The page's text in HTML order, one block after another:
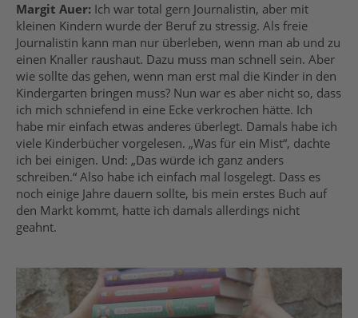
Margit Auer: Ich war total gern Journalistin, aber mit
kleinen Kindern wurde der Beruf zu stressig. Als freie
Journalistin kann man nur überleben, wenn man ab und zu
einen Knaller raushaut. Dazu muss man schnell sein. Aber
wie sollte das gehen, wenn man erst mal die Kinder in den
Kindergarten bringen muss? Nun war es aber nicht so, dass
ich mich schniefend in eine Ecke verkrochen hätte. Ich
habe mir einfach etwas anderes überlegt. Damals habe ich
viele Kinderbücher vorgelesen. „Was für ein Mist“, dachte
ich bei einigen. Und: „Das würde ich ganz anders
schreiben.“ Also habe ich einfach mal losgelegt. Dass es
noch einige Jahre dauern sollte, bis mein erstes Buch auf
den Markt kommt, hatte ich damals allerdings nicht
geahnt.